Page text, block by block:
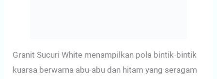
Granit Sucuri White menampilkan pola bintik-bintik
kuarsa berwarna abu-abu dan hitam yang seragam